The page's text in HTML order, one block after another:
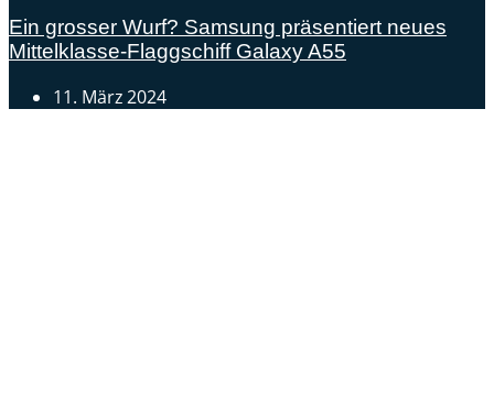
Ein grosser Wurf? Samsung präsentiert neues
Mittelklasse-Flaggschiff Galaxy A55
11. März 2024